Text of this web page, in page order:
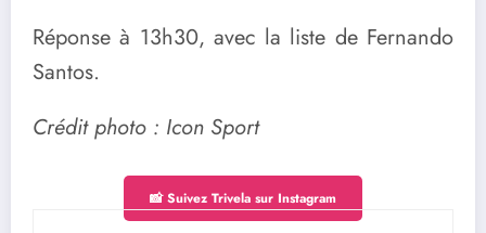
Réponse à 13h30, avec la liste de Fernando
Santos.
Crédit photo : Icon Sport
📸 Suivez Trivela sur Instagram